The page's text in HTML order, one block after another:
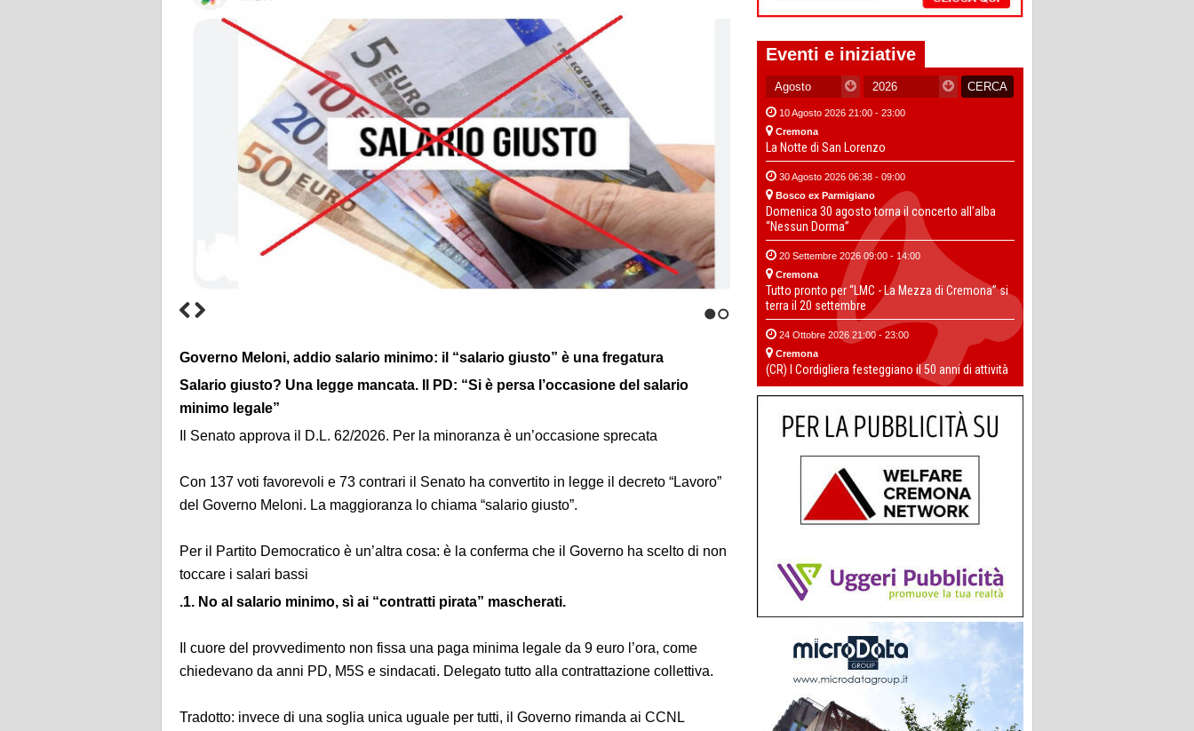
Governo Meloni, addio salario minimo: il “salario giusto” è una fregatura
Salario giusto? Una legge mancata. Il PD: “Si è persa l’occasione del salario
minimo legale”
Il Senato approva il D.L. 62/2026. Per la minoranza è un’occasione sprecata
Con 137 voti favorevoli e 73 contrari il Senato ha convertito in legge il decreto “Lavoro”
del Governo Meloni. La maggioranza lo chiama “salario giusto”.
Per il Partito Democratico è un’altra cosa: è la conferma che il Governo ha scelto di non
toccare i salari bassi
.1. No al salario minimo, sì ai “contratti pirata” mascherati.
Il cuore del provvedimento non fissa una paga minima legale da 9 euro l’ora, come
chiedevano da anni PD, M5S e sindacati. Delegato tutto alla contrattazione collettiva.
Tradotto: invece di una soglia unica uguale per tutti, il Governo rimanda ai CCNL
Eventi e iniziative
10 Agosto 2026 21:00 - 23:00
Cremona
La Notte di San Lorenzo
30 Agosto 2026 06:38 - 09:00
Bosco ex Parmigiano
Domenica 30 agosto torna il concerto all’alba
“Nessun Dorma”
20 Settembre 2026 09:00 - 14:00
Cremona
Tutto pronto per “LMC - La Mezza di Cremona” si
terra il 20 settembre
24 Ottobre 2026 21:00 - 23:00
Cremona
(CR) I Cordigliera festeggiano il 50 anni di attività